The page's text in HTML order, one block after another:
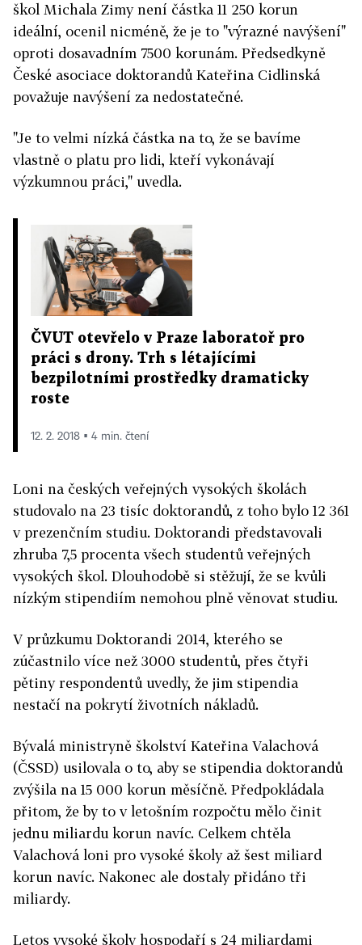
škol Michala Zimynení částka 11 250 korun
ideální, ocenil nicméně, že je to "výrazné navýšení"
oproti dosavadním 7500 korunám. Předsedkyně
České asociace doktorandů Kateřina Cidlinská
považuje navýšení za nedostatečné.
"Je to velmi nízká částka na to, že se bavíme
vlastně o platu pro lidi, kteří vykonávají
výzkumnou práci," uvedla.
ČVUT otevřelo v Praze laboratoř pro
práci s drony. Trh s létajícími
bezpilotními prostředky dramaticky
roste
12. 2. 2018 ▪ 4 min. čtení
Loni na českých veřejných vysokých školách
studovalo na 23 tisíc doktorandů, z toho bylo 12 361
v prezenčním studiu. Doktorandi představovali
zhruba 7,5 procenta všech studentů veřejných
vysokých škol. Dlouhodobě si stěžují, že se kvůli
nízkým stipendiím nemohou plně věnovat studiu.
V průzkumu Doktorandi 2014, kterého se
zúčastnilo více než 3000 studentů, přes čtyři
pětiny respondentů uvedly, že jim stipendia
nestačí na pokrytí životních nákladů.
Bývalá ministryně školství Kateřina Valachová
(ČSSD) usilovala o to, aby se stipendia doktorandů
zvýšila na 15 000 korun měsíčně. Předpokládala
přitom, že by to v letošním rozpočtu mělo činit
jednu miliardu korun navíc. Celkem chtěla
Valachová loni pro vysoké školy až šest miliard
korun navíc. Nakonec ale dostaly přidáno tři
miliardy.
Letos vysoké školy hospodaří s 24 miliardami